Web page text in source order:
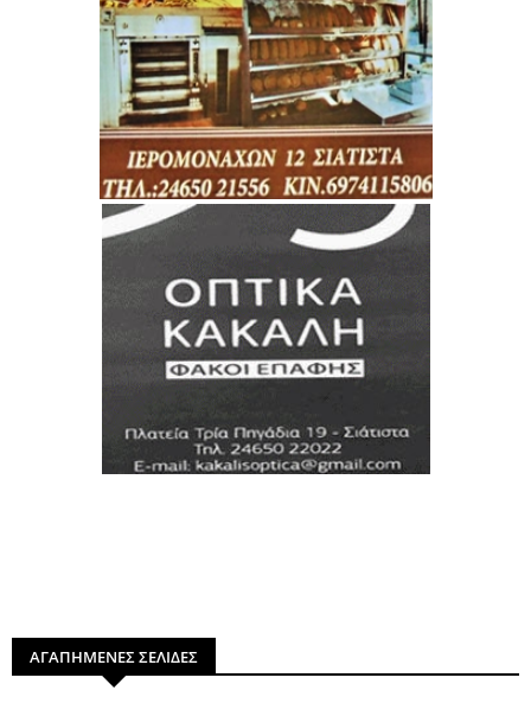
ΑΓΑΠΗΜΕΝΕΣ ΣΕΛΙΔΕΣ